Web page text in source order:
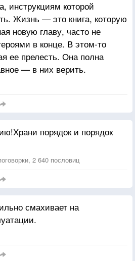
инструкциям которой
Жизнь — это книга, которую
новую главу, часто не
в конце. В этом-то
ее прелесть. Она полна
— в них верить.
порядок и порядок
2 640 пословиц
смахивает на